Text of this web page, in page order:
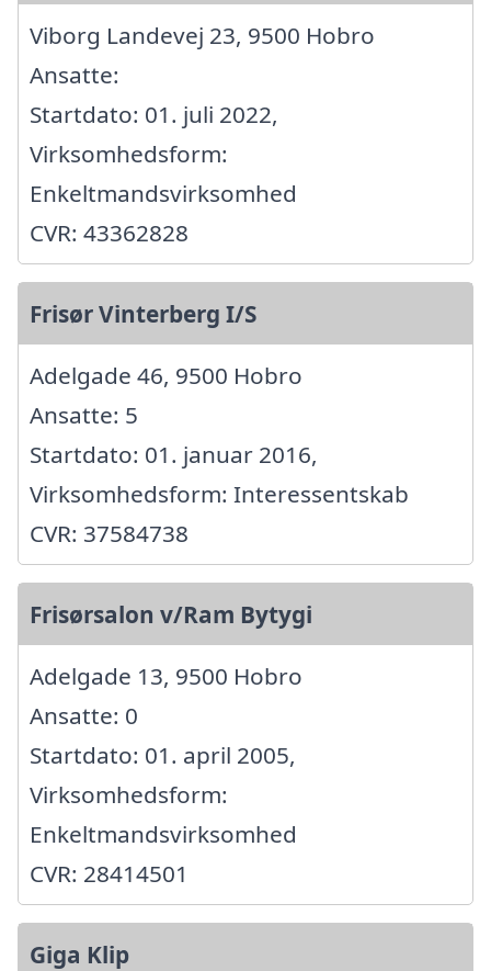
Viborg Landevej 23, 9500 Hobro
Ansatte:
Startdato: 01. juli 2022,
Virksomhedsform:
Enkeltmandsvirksomhed
CVR: 43362828
Frisør Vinterberg I/S
Adelgade 46, 9500 Hobro
Ansatte: 5
Startdato: 01. januar 2016,
Virksomhedsform: Interessentskab
CVR: 37584738
Frisørsalon v/Ram Bytygi
Adelgade 13, 9500 Hobro
Ansatte: 0
Startdato: 01. april 2005,
Virksomhedsform:
Enkeltmandsvirksomhed
CVR: 28414501
Giga Klip